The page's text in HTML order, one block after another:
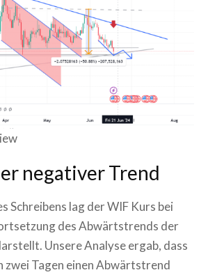
negativer Trend
Schreibens lag der WIF Kurs bei
des Abwärtstrends der
Unsere Analyse ergab, dass
zwei Tagen einen Abwärtstrend